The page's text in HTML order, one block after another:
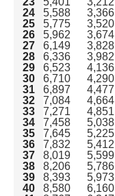
24
5,588 3,366
25
5,775 3,520
26
5,962 3,674
27
6,149 3,828
28
6,336 3,982
29
6,523 4,136
30
6,710 4,290
31
6,897 4,477
32
7,084 4,664
33
7,271 4,851
34
7,458 5,038
35
7,645 5,225
36
7,832 5,412
37
8,019 5,599
38
8,206 5,786
39
8,393 5,973
40
8,580 6,160